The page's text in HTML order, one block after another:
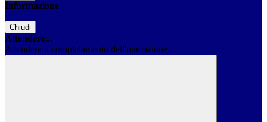
Informazione
Chiudi
Attendere...
Attendere il completamento dell'operazione...